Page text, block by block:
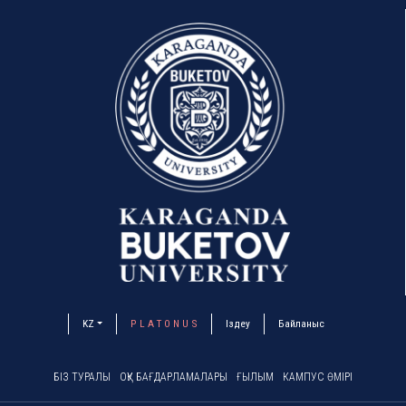
KZ P L A T O N U S Іздеу Байланыс
БІЗ ТУРАЛЫ ОҚУ БАҒДАРЛАМАЛАРЫ ҒЫЛЫМ КАМПУС ӨМІРІ